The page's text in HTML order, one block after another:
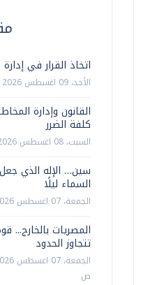
اتخاذ القرار في
الأحد، 09 اغسطس 2026 10:44 ص
القانون وإدارة
كلفة الضرر
السبت، 08 اغسطس 2026 10:00 ص
سين… الإله الذي
السماء ليلًا
الجمعة، 07 اغسطس 2026 01:00 م
المصريات بالخارج...
تتجاوز الحدود
ص